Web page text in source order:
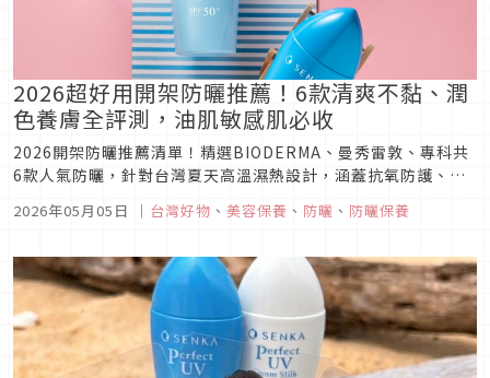
2026超好用開架防曬推薦！6款清爽不黏、潤
色養膚全評測，油肌敏感肌必收
2026開架防曬推薦清單！精選BIODERMA、曼秀雷敦、專科共
6款人氣防曬，針對台灣夏天高溫濕熱設計，涵蓋抗氧防護、潤
款，幫你挑出清爽不黏、高係數SPF50+的最強防曬！
2026年05月05日 ｜ 台灣好物 、 美容保養 、 防曬 、 防曬保養